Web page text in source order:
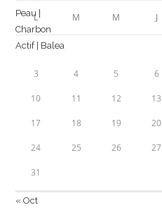
L M M J
3 4 5 6
10 11 12 13
17 18 19 20
24 25 26 27
31
« Oct